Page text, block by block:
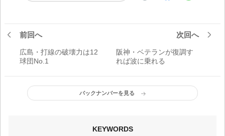
前回へ
広島・打線の破壊力は12
球団No.1
次回へ
阪神・ベテランが復調す
れば波に乗れる
バックナンバーを見る
KEYWORDS